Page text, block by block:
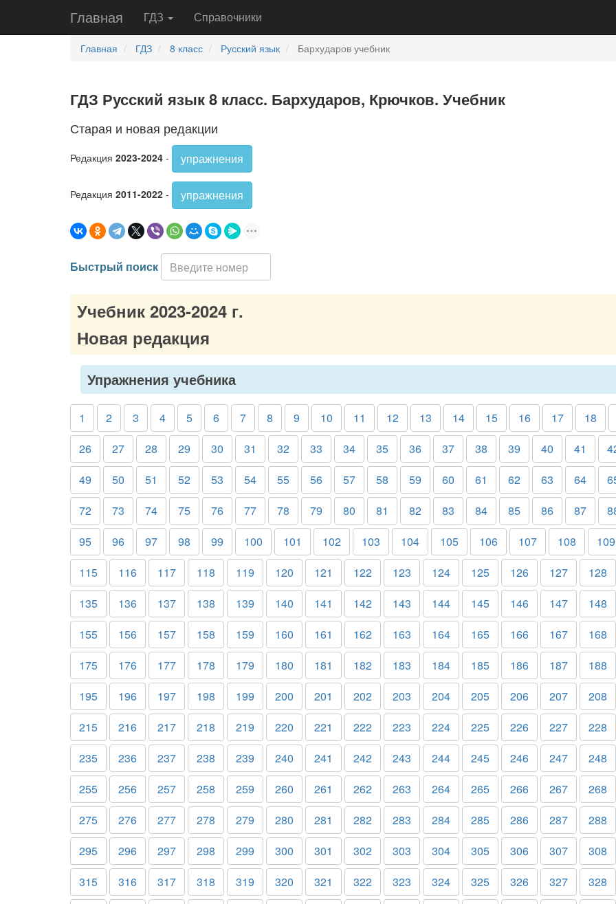
Главная ГДЗ Справочники
Главная ГДЗ 8 класс Русский язык Бархударов учебник
ГДЗ Русский язык 8 класс. Бархударов, Крючков. Учебник
Старая и новая редакции
Редакция 2023-2024 - упражнения
Редакция 2011-2022 - упражнения
Быстрый поиск
Учебник 2023-2024 г.
Новая редакция
Упражнения учебника
1 2 3 4 5 6 7 8 9 10 11 12 13 14 15 16 17
18
26
27 28 29 30 31 32 33 34 35 36 37 38 39 40 41
49
50 51 52 53 54 55 56 57 58 59 60 61 62 63 64
72
73 74 75 76 77 78 79 80 81 82 83 84 85 86 87
95
96 97 98 99 100 101 102 103 104 105 106 107 108
109
115
116 117 118 119 120 121 122 123 124 125 126 127
128
135
136 137 138 139 140 141 142 143 144 145 146 147
148
155
156 157 158 159 160 161 162 163 164 165 166 167
168
175
176 177 178 179 180 181 182 183 184 185 186 187
188
195
196 197 198 199 200 201 202 203 204 205 206 207
208
215
216 217 218 219 220 221 222 223 224 225 226 227
228
235
236 237 238 239 240 241 242 243 244 245 246 247
248
255
256 257 258 259 260 261 262 263 264 265 266 267
268
275
276 277 278 279 280 281 282 283 284 285 286 287
288
295
296 297 298 299 300 301 302 303 304 305 306 307
308
315
316 317 318 319 320 321 322 323 324 325 326 327
328